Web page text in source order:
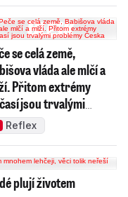
se celá země,
vláda ale mlčí a
Přitom extrémy
jsou trvalými
Česka
Reflex
plují životem